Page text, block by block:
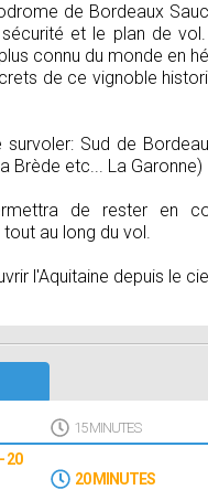
de Bordeaux
et le plan de
connu du monde en
de ce vignoble
Sud de
Brède etc... La Garonne)
de rester en
au long du vol.
l'Aquitaine depuis le
15 MINUTES
20
20 MINUTES